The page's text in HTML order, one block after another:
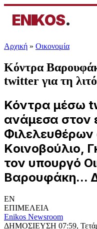
ENIKOS.
Αρχική » Oικονομία
Κόντρα
twitter για τη
Κόντρα μέσω
ανάμεσα στον
Kοινοβούλιο,
τον υπουργό
Βαρουφάκη...
EN
ΕΠΙΜΕΛΕΙΑ
Enikos Newsroom
ΔΗΜΟΣΙΕΥΣΗ 07:59,